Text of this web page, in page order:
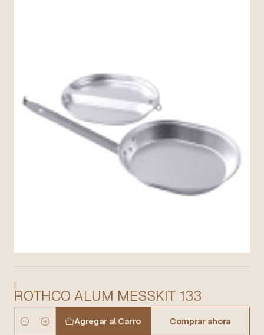
|
ROTHCO ALUM MESSKIT 133
Cantidad
Agregar al Carro Comprar ahora